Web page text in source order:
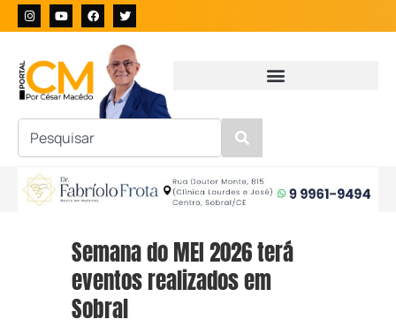
Semana do MEI 2026 terá
eventos realizados em
Sobral